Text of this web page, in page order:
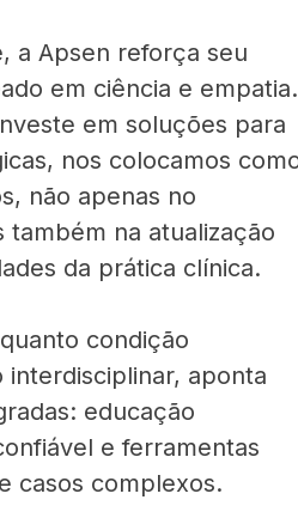
a Apsen reforça seu
em ciência e empatia.
em soluções para
nos colocamos
não apenas no
na atualização
da prática clínica.
condição
aponta
educação
e ferramentas
casos complexos.